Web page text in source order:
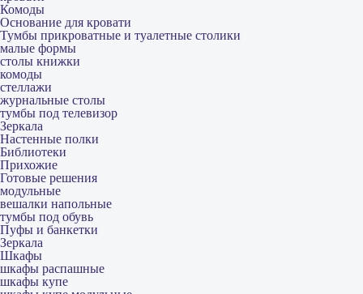
Комоды
Основание для кровати
Тумбы прикроватные и туалетные столики
малые формы
столы книжки
комоды
стеллажи
журнальные столы
тумбы под телевизор
Зеркала
Настенные полки
Библиотеки
Прихожие
Готовые решения
модульные
вешалки напольные
тумбы под обувь
Пуфы и банкетки
Зеркала
Шкафы
шкафы распашные
шкафы купе